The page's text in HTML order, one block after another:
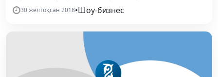
30 желтоқсан 2018•Шоу-бизнес